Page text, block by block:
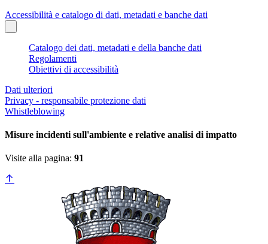
Accessibilità e catalogo di dati, metadati e banche dati
Catalogo dei dati, metadati e della banche dati
Regolamenti
Obiettivi di accessibilità
Dati ulteriori
Privacy - responsabile protezione dati
Whistleblowing
Misure incidenti sull'ambiente e relative analisi di impatto
Visite alla pagina: 91